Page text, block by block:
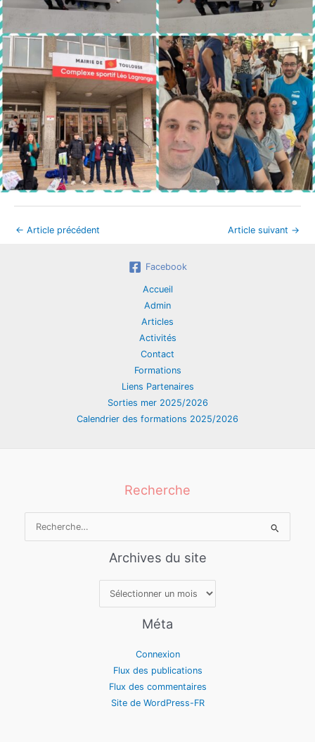
← Article précédent Article suivant →
Facebook
Accueil
Admin
Articles
Activités
Contact
Formations
Liens Partenaires
Sorties mer 2025/2026
Calendrier des formations 2025/2026
Recherche
Archives du site
Archives
Méta
Connexion
Flux des publications
Flux des commentaires
Site de WordPress-FR